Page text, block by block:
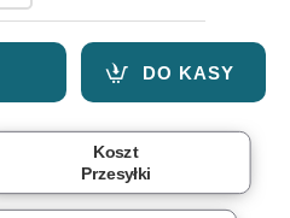
DO KASY
Koszt
Przesyłki